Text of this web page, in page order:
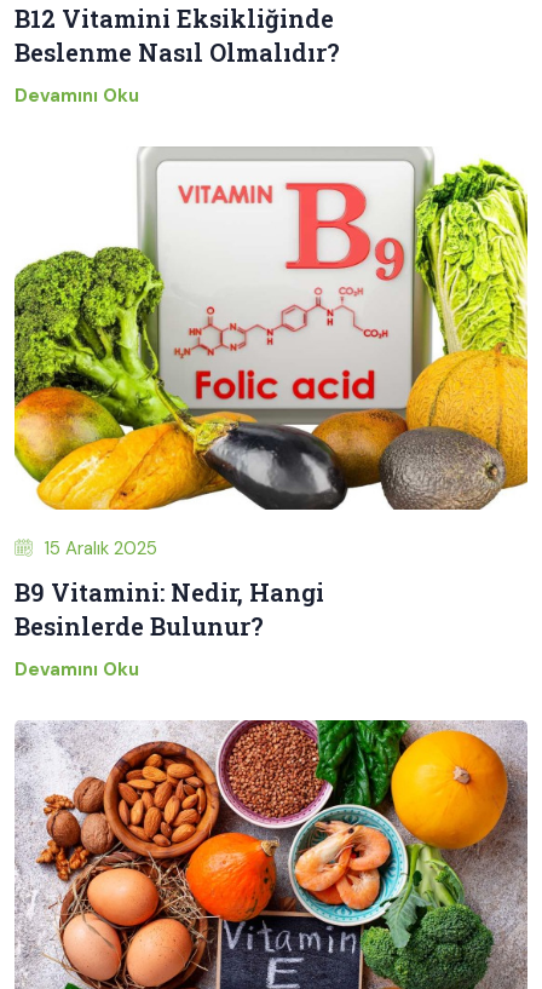
B12 Vitamini Eksikliğinde
Beslenme Nasıl Olmalıdır?
Devamını Oku
15 Aralık 2025
B9 Vitamini: Nedir, Hangi
Besinlerde Bulunur?
Devamını Oku